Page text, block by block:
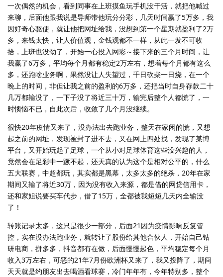
一次偶然的机会，看到同事在上班摸鱼玩手机没干活，就把他喊过
来聊，后面他跟我说是导师带他玩分分彩，几天时间赢了5万多，我
因好奇心驱使，就让他把网址给我，没想到第一个星期就盈利了2万
多，来钱太快，让人价值观，金钱观都不一样，从此一发不可收
拾，上班也没劲了，开始一心投入网彩～接下来的三个月时间，让
我赢了6万多，平均每个月都有稳定2万左右，想着每个月都有这么
多，还跑啥业务啊，果然没让人失望过，千日砍柴一日烧，在一个
晚上的时间，非但让我之前的盈利的6万多，还把当时自身存款二十
几万都输没了，一下子没了将近三十万，输完后整个人都慌了，一
时懊恼不已，自此次后，收敛了几个月没继续。
很快20年疫情又来了，没办法出去跑业务，整天在家闲的慌，又想
起之前的网址，发现被封了进不去，又在网上四处找，发现了某博
平台，又开始玩起了足球，一个从小对足球体育这些没兴趣的人，
竟然会在足彩中一蹶不起，还天真的认为这个是相对公平的，什么
五大联赛，中超都玩，其实都是黑幕，太多太多的绝杀，20年在家
期间又输了将近30万，因为没有收入来源，都是借的网贷信用卡，
还和家姐说要买车代步，借了15万，全都被我短短几天内全输没
了！
转账记录太多，这只是很少一部分，后面21因为疫情影响反复管
控，实在没办法跑业务，就转让了股份给其他合伙人，开始自己钻
研电商，拼多多，抖音都有在做，后面慢慢起色，平均稳定每个月
收入3万左右，可恶的21年7月份欧洲杯又来了，我又投降了，期间
天天就是约朋友出去喝酒看球赛，冷门年年有，今年特别多，整个